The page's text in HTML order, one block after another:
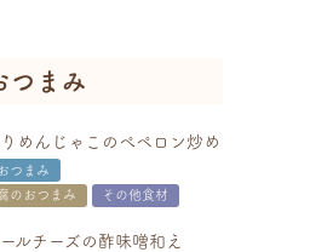
つまみ
めんじゃこのぺペロン炒め
つまみ
のおつまみ
その他食材
ルチーズの酢味噌和え